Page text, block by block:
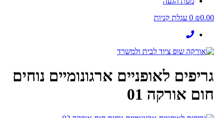
₪0.00
0 עגלת קניות
גריפים לאופניים ארגונומיים נוחים
חום אורקה 01